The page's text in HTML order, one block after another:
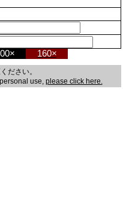
160×
ださい。
use, please click here.